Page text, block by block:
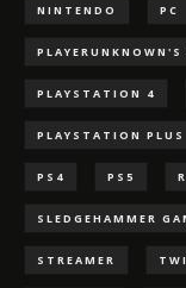
NINTENDO PC
PLAYSTATION 4
PLAYSTATION PLUS
PS4 PS5
SLEDGEHAMMER
STREAMER